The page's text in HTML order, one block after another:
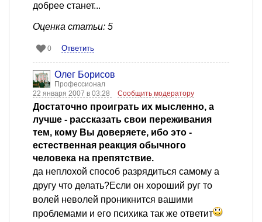
добрее станет...
Оценка статьи: 5
0 Ответить
Олег Борисов
Профессионал
22 января 2007 в 03:28
Сообщить модератору
Достаточно проиграть их мысленно, а
лучше - рассказать свои переживания
тем, кому Вы доверяете, ибо это -
естественная реакция обычного
человека на препятствие.
да неплохой способ разрядиться самому а
другу что делать?Если он хороший руг то
волей неволей проникнится вашими
проблемами и его психика так же ответит